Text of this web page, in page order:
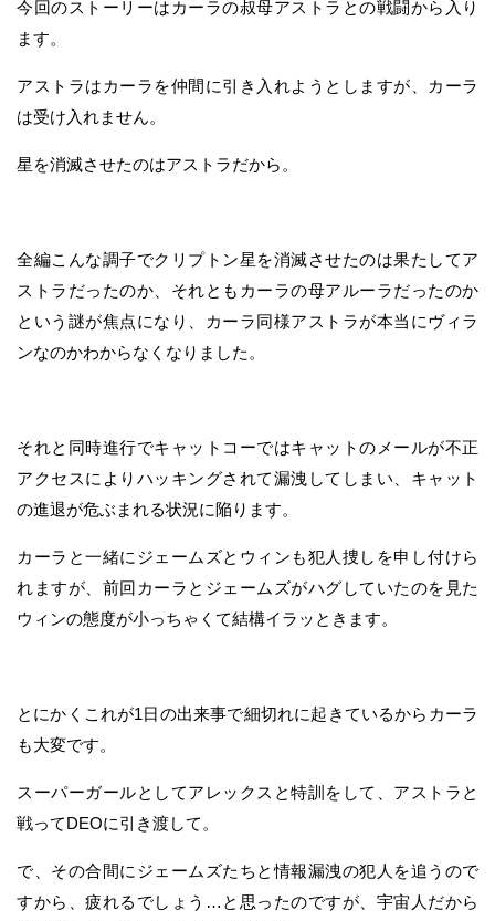
今回のストーリーはカーラの叔母アストラとの戦闘から入り
ます。
アストラはカーラを仲間に引き入れようとしますが、カーラ
は受け入れません。
星を消滅させたのはアストラだから。
全編こんな調子でクリプトン星を消滅させたのは果たしてア
ストラだったのか、それともカーラの母アルーラだったのか
という謎が焦点になり、カーラ同様アストラが本当にヴィラ
ンなのかわからなくなりました。
それと同時進行でキャットコーではキャットのメールが不正
アクセスによりハッキングされて漏洩してしまい、キャット
の進退が危ぶまれる状況に陥ります。
カーラと一緒にジェームズとウィンも犯人捜しを申し付けら
れますが、前回カーラとジェームズがハグしていたのを見た
ウィンの態度が小っちゃくて結構イラッときます。
とにかくこれが1日の出来事で細切れに起きているからカーラ
も大変です。
スーパーガールとしてアレックスと特訓をして、アストラと
戦ってDEOに引き渡して。
で、その合間にジェームズたちと情報漏洩の犯人を追うので
すから、疲れるでしょう…と思ったのですが、宇宙人だから